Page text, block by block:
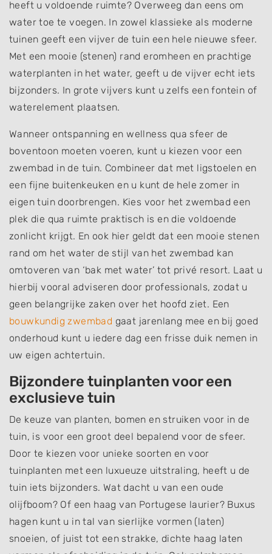
heeft u voldoende ruimte? Overweeg dan eens om
water toe te voegen. In zowel klassieke als moderne
tuinen geeft een vijver de tuin een hele nieuwe sfeer.
Met een mooie (stenen) rand eromheen en prachtige
waterplanten in het water, geeft u de vijver echt iets
bijzonders. In grote vijvers kunt u zelfs een fontein of
waterelement plaatsen.
Wanneer ontspanning en wellness qua sfeer de
boventoon moeten voeren, kunt u kiezen voor een
zwembad in de tuin. Combineer dat met ligstoelen en
een fijne buitenkeuken en u kunt de hele zomer in
eigen tuin doorbrengen. Kies voor het zwembad een
plek die qua ruimte praktisch is en die voldoende
zonlicht krijgt. En ook hier geldt dat een mooie stenen
rand om het water de stijl van het zwembad kan
omtoveren van ‘bak met water’ tot privé resort. Laat u
hierbij vooral adviseren door professionals, zodat u
geen belangrijke zaken over het hoofd ziet. Een
bouwkundig zwembad gaat jarenlang mee en bij goed
onderhoud kunt u iedere dag een frisse duik nemen in
uw eigen achtertuin.
Bijzondere tuinplanten voor een
exclusieve tuin
De keuze van planten, bomen en struiken voor in de
tuin, is voor een groot deel bepalend voor de sfeer.
Door te kiezen voor unieke soorten en voor
tuinplanten met een luxueuze uitstraling, heeft u de
tuin iets bijzonders. Wat dacht u van een oude
olijfboom? Of een haag van Portugese laurier? Buxus
hagen kunt u in tal van sierlijke vormen (laten)
snoeien, of juist tot een strakke, dichte haag laten